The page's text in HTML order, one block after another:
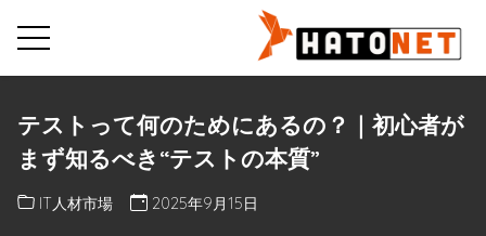
テストって何のためにあるの？｜初心者が
まず知るべき“テストの本質”
IT人材市場 2025年9月15日